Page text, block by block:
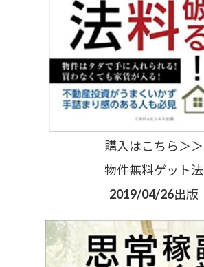
購入はこちら＞＞
物件無料ゲット法
2019/04/26出版